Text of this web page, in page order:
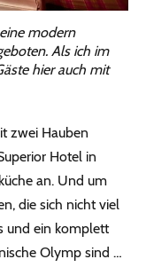
modern
Als ich im
hier auch mit
zwei Hauben
Hotel in
an. Und um
die sich nicht viel
und ein komplett
Olymp sind …